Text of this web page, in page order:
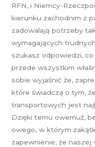
RFN, i Niemcy-
kierunku zachodnim z
zadowalają potrzeby
wymagających
szukasz odpowiedzi,
przede wszystkim
sobie wyjaśnić że,
które świadczą o tym,
transportowych jest
Dzięki temu owemuż,
owego, w którym
zapewnienie, że naszej